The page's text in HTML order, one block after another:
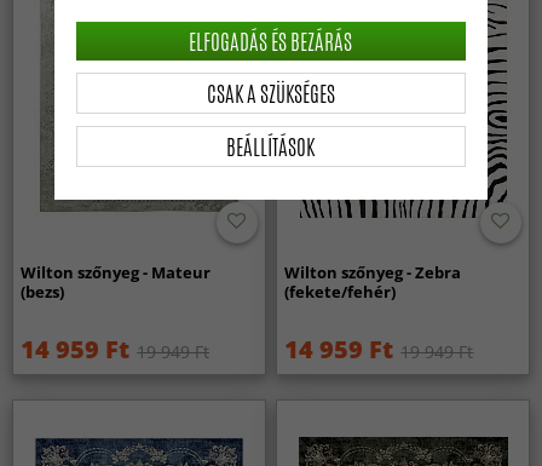
Wilton szőnyeg - Mateur
(bezs)
14 959 Ft 19 949 Ft
Wilton szőnyeg - Zebra
(fekete/fehér)
14 959 Ft 19 949 Ft
BEÁLLÍTÁSOK
CSAK A SZÜKSÉGES
ELFOGADÁS ÉS BEZÁRÁS